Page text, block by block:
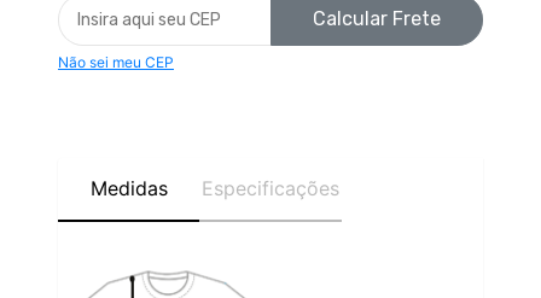
Calcular Frete
Não sei meu CEP
Medidas Especificações